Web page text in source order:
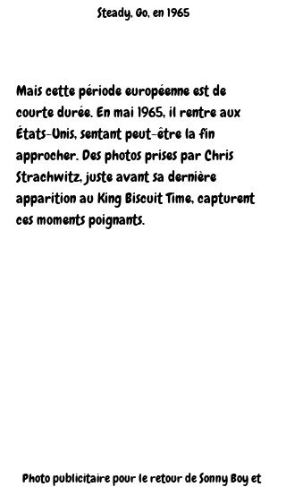
Steady, Go, en 1965
Mais cette période européenne est de
courte durée. En mai 1965, il rentre aux
États-Unis, sentant peut-être la fin
approcher. Des photos prises par Chris
Strachwitz, juste avant sa dernière
apparition au King Biscuit Time, capturent
ces moments poignants.
Photo publicitaire pour le retour de Sonny Boy et